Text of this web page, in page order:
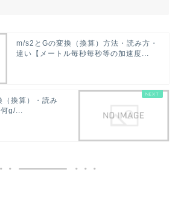
m/s2とGの変換（換算）方法・読み方・
違い【メートル毎秒毎秒等の加速度...
換算）・読み
g/...